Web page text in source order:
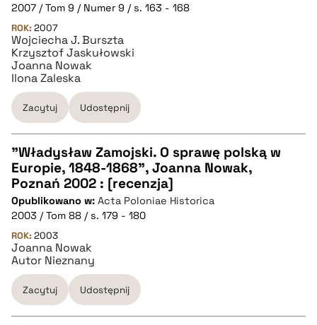
BIBTEX
pobierz cytat
2007 / Tom 9 / Numer 9 / s. 163 - 168
ROK: 2007
Wojciecha J. Burszta
Krzysztof Jaskułowski
Joanna Nowak
Ilona Zaleska
Zacytuj Udostępnij
CZYSTY TEKST
pobierz cytat
BIBTEX
pobierz cytat
"Władysław Zamojski. O sprawę polską w
Europie, 1848-1868", Joanna Nowak,
Poznań 2002 : [recenzja]
Opublikowano w: Acta Poloniae Historica
2003 / Tom 88 / s. 179 - 180
ROK: 2003
Joanna Nowak
Autor Nieznany
Zacytuj Udostępnij